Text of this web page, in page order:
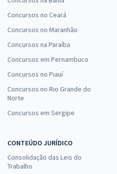
Concursos no Ceará
Concursos no Maranhão
Concursos na Paraíba
Concursos em Pernambuco
Concursos no Piauí
Concursos no Rio Grande do
Norte
Concursos em Sergipe
CONTEÚDO JURÍDICO
Consolidação das Leis do
Trabalho